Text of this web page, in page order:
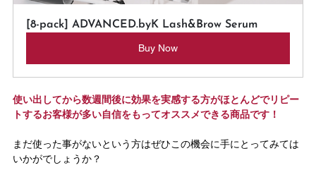
[8-pack] ADVANCED.byK Lash&Brow Serum
Buy Now
使い出してから数週間後に効果を実感する方がほとんどでリピー
トするお客様が多い自信をもってオススメできる商品です！
まだ使った事がないという方はぜひこの機会に手にとってみては
いかがでしょうか？